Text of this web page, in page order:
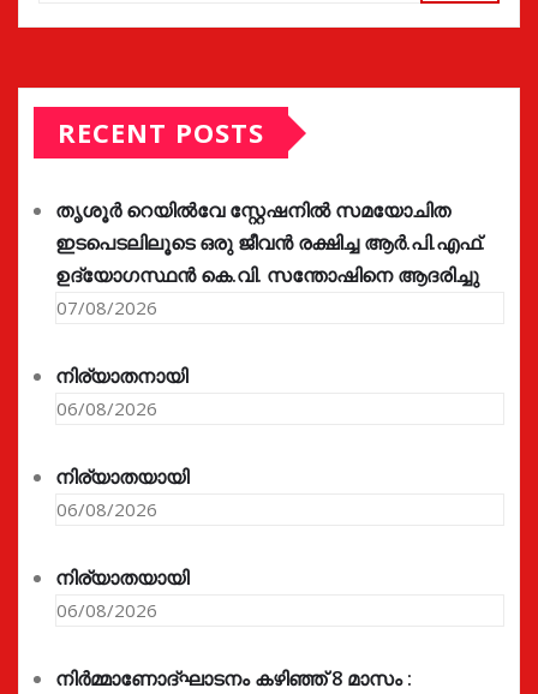
RECENT POSTS
തൃശൂർ റെയിൽവേ സ്റ്റേഷനിൽ സമയോചിത
ഇടപെടലിലൂടെ ഒരു ജീവൻ രക്ഷിച്ച ആർ.പി.എഫ്.
ഉദ്യോഗസ്ഥൻ കെ.വി. സന്തോഷിനെ ആദരിച്ചു
07/08/2026
നിര്യാതനായി
06/08/2026
നിര്യാതയായി
06/08/2026
നിര്യാതയായി
06/08/2026
നിർമ്മാണോദ്ഘാടനം കഴിഞ്ഞ് 8 മാസം :